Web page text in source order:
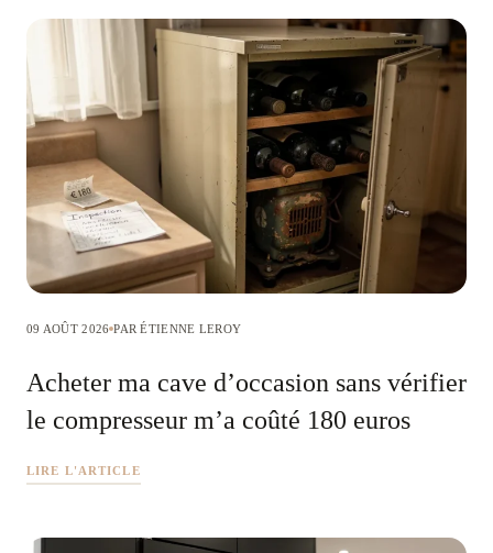
09 AOÛT 2026 PAR ÉTIENNE LEROY
Acheter ma cave d’occasion sans vérifier
le compresseur m’a coûté 180 euros
LIRE L'ARTICLE